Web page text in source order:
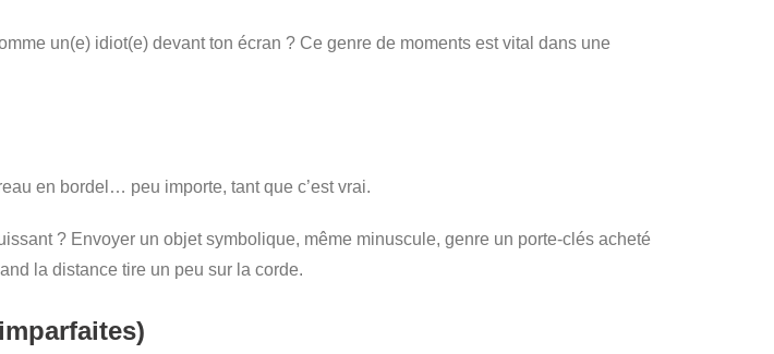
un(e) idiot(e) devant ton écran ? Ce genre de moments est vital dans une
en bordel… peu importe, tant que c’est vrai.
? Envoyer un objet symbolique, même minuscule, genre un porte-clés acheté
la distance tire un peu sur la corde.